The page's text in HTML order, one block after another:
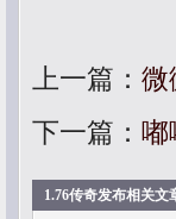
上一篇： 微
下一篇： 嘟
1.76传奇发布相关文